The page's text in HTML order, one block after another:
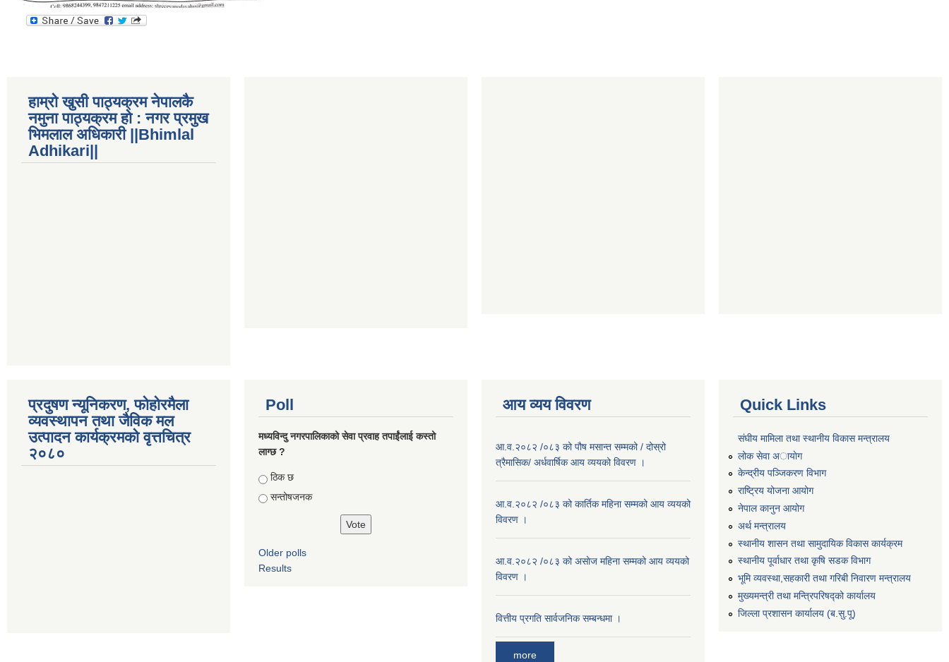
हाम्रो खुसी पाठ्यक्रम नेपालकै
नमुना पाठ्यक्रम हो : नगर प्रमुख
भिमलाल अधिकारी ||Bhimlal
Adhikari||
प्रदुषण न्यूनिकरण, फोहोरमैला
व्यवस्थापन तथा जैविक मल
उत्पादन कार्यक्रमको वृत्तचित्र
२०८०
Poll
मध्यविन्दु नगरपालिकाको सेवा प्रवाह तपाईंलाई कस्तो
लाग्छ ?
Choices
ठिक छ
सन्तोषजनक
Older polls
Results
आय व्यय विवरण
आ.व.२०८२ /०८३ को पौष मसान्त सम्मको / दोस्रो
त्रैमासिक/ अर्धवार्षिक आय व्ययको विवरण ।
आ.व.२०८२ /०८३ को कार्तिक महिना सम्मको आय व्ययको
विवरण ।
आ.व.२०८२ /०८३ को असाेज महिना सम्मको आय व्ययको
विवरण ।
वित्तीय प्रगति सार्वजनिक सम्बन्धमा ।
more
Quick Links
संघीय मामिला तथा स्थानीय विकास मन्त्रालय
लोक सेवा अायाेग
केन्द्रीय पञ्जिकरण विभाग
राष्ट्रिय योजना आयोग
नेपाल कानुन आयोग
अर्थ मन्त्रालय
स्थानीय शासन तथा सामुदायिक विकास कार्यक्रम
स्थानीय पूर्वाधार तथा कृषि सडक विभाग
भूमि व्यवस्था,सहकारी तथा गरिबी निवारण मन्त्रालय
मुख्यमन्त्री तथा मन्त्रिपरिषद्को कार्यालय
जिल्ला प्रशासन कार्यालय (ब.सु.पू)